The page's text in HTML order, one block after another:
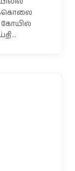
கோயில்